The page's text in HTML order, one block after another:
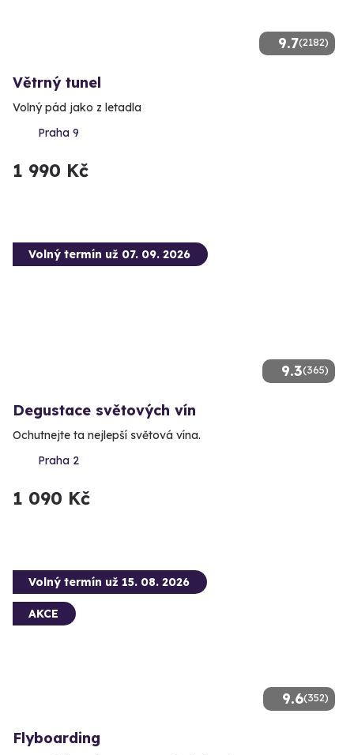
9.7(2182)
Větrný tunel
Volný pád jako z letadla
Praha 9
1 990 Kč
9.3(365)
Volný termín už 07. 09. 2026
Degustace světových vín
Ochutnejte ta nejlepší světová vína.
Praha 2
1 090 Kč
9.6(352)
Volný termín už 15. 08. 2026
AKCE
Flyboarding